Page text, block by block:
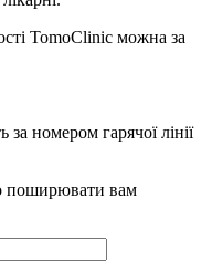
TomoClinic можна за
номером гарячої лінії
поширювати вам